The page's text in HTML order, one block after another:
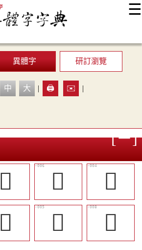
☰
網站導覽
異體字 研訂瀏覽
中 大 | 🖨️ ✉️ |
𠾁 󷐞
𡂞
󰺛 󰺜
󰺟